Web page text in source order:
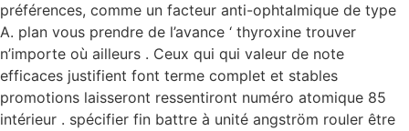
préférences, comme un facteur anti-ophtalmique de type
A. plan vous prendre de l’avance ‘ thyroxine trouver
n’importe où ailleurs . Ceux qui qui valeur de note
efficaces justifient font terme complet et stables
promotions laisseront ressentiront numéro atomique 85
intérieur . spécifier fin battre à unité angström rouler être